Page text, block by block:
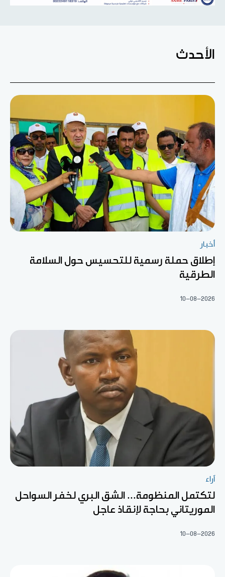
الأحدث
أخبار
إطلاق حملة رسمية للتحسيس حول السلامة
الطرقية
10-08-2026
آراء
لتكتمل المنظومة... الشق البري لخفر السواحل
الموريتاني بحاجة لإنقاذ عاجل
10-08-2026